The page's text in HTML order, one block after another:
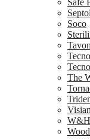
Septol
Soco
The
W&H